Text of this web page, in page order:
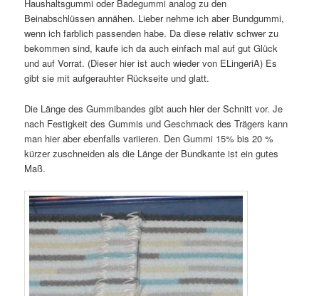
Haushaltsgummi oder Badegummi analog zu den
Beinabschlüssen annähen. Lieber nehme ich aber Bundgummi,
wenn ich farblich passenden habe. Da diese relativ schwer zu
bekommen sind, kaufe ich da auch einfach mal auf gut Glück
und auf Vorrat. (Dieser hier ist auch wieder von ELingeriA) Es
gibt sie mit aufgerauhter Rückseite und glatt.
Die Länge des Gummibandes gibt auch hier der Schnitt vor. Je
nach Festigkeit des Gummis und Geschmack des Trägers kann
man hier aber ebenfalls variieren. Den Gummi 15% bis 20 %
kürzer zuschneiden als die Länge der Bundkante ist ein gutes
Maß.